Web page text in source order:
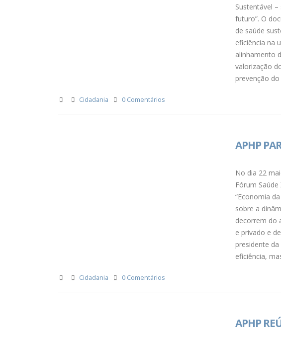
Sustentável
futuro”. O
de saúde
eficiência na
alinhamento
valorização
prevenção
Cidadania
0 Comentários
APHP
No dia 22
Fórum
“Economia
sobre a
decorrem do
e privado e
presidente
eficiência,
Cidadania
0 Comentários
APHP